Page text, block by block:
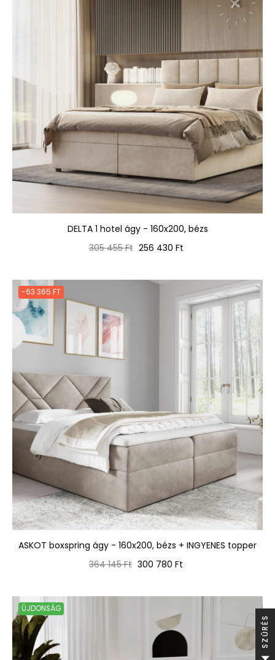
DELTA 1 hotel ágy - 160x200, bézs
Normál
305 455 Ft Ár
256 430 Ft
-63 365 FT
ASKOT boxspring ágy - 160x200, bézs + INGYENES topper
Normál
364 145 Ft Ár
300 780 Ft
ÚJDONSÁG
S